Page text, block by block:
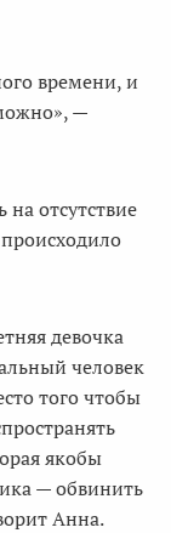
времени, и
—
отсутствие
девочка
человек
того чтобы
якобы
— обвинить
Анна.